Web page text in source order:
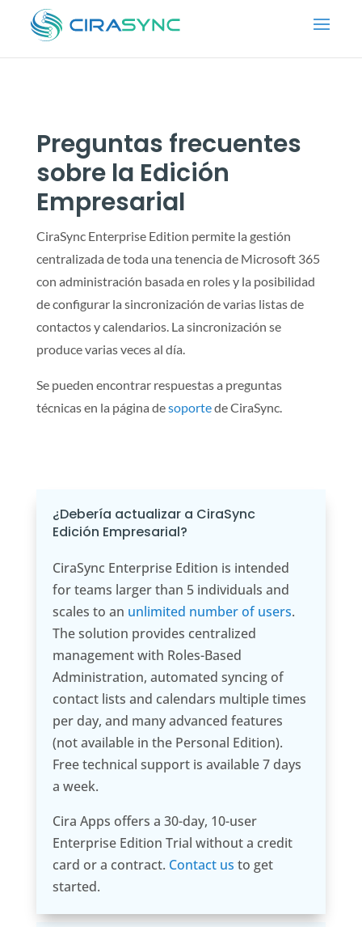
Preguntas frecuentes
sobre la Edición
Empresarial
CiraSync Enterprise Edition permite la gestión
centralizada de toda una tenencia de Microsoft 365
con administración basada en roles y la posibilidad
de configurar la sincronización de varias listas de
contactos y calendarios. La sincronización se
produce varias veces al día.
Se pueden encontrar respuestas a preguntas
técnicas en la página desoportede CiraSync.
¿Debería actualizar a CiraSync
Edición Empresarial?
CiraSync Enterprise Edition is intended
for teams larger than 5 individuals and
scales to an unlimited number of users.
The solution provides centralized
management with Roles-Based
Administration, automated syncing of
contact lists and calendars multiple times
per day, and many advanced features
(not available in the Personal Edition).
Free technical support is available 7 days
a week.
Cira Apps offers a 30-day, 10-user
Enterprise Edition Trial without a credit
card or a contract. Contact us to get
started.